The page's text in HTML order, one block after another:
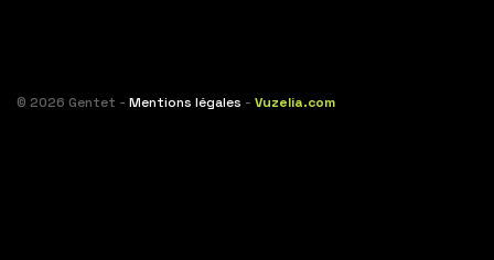
© 2026 Gentet - Mentions légales - Vuzelia.com